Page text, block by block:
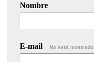
Nombre
E-mail No será mostrado.